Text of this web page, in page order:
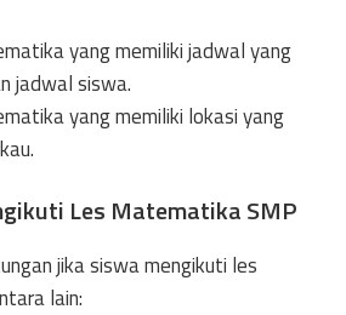
yang memiliki jadwal yang
jadwal siswa.
yang memiliki lokasi yang
Les Matematika SMP
jika siswa mengikuti les
lain: